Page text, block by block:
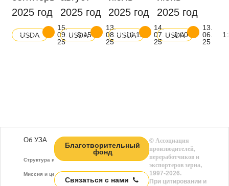
2025 год
USDA
15.
09.
25
8:15
Скачать
баланс
2025 год
USDA
13.
08.
25
10:15
Скачать
баланс
2025 год
USDA
14.
07.
25
9:00
Скачать
баланс
2025 год
USDA
13.
06.
25
Скачать
баланс
Об УЗА
Структура и функции
Миссия и цели
Благотворительный
фонд
Связаться с нами
©Ассоциация
производителей,
переработчиков и
экспортеров зерна,
1997-2026.
При цитировании и